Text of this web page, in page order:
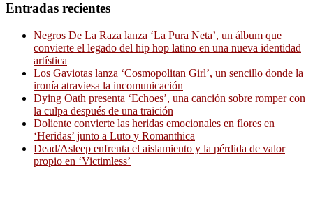
Entradas recientes
Negros De La Raza lanza ‘La Pura Neta’, un álbum que
convierte el legado del hip hop latino en una nueva identidad
artística
Los Gaviotas lanza ‘Cosmopolitan Girl’, un sencillo donde la
ironía atraviesa la incomunicación
Dying Oath presenta ‘Echoes’, una canción sobre romper con
la culpa después de una traición
Doliente convierte las heridas emocionales en flores en
‘Heridas’ junto a Luto y Romanthica
Dead/Asleep enfrenta el aislamiento y la pérdida de valor
propio en ‘Victimless’